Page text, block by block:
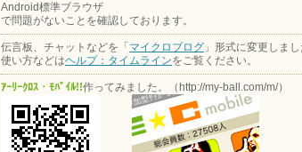
Android標準ブラウザ
で問題がないことを確認しております。
伝言板、チャットなどを「 マイクロブログ 」形式に変更しまし
使い方などはヘルプ：タイムラインをご覧ください。
ｱｰﾘｰｸﾛｽ・ﾓﾊﾞｲﾙ!!作ってみました。（http://my-ball.com/m/）